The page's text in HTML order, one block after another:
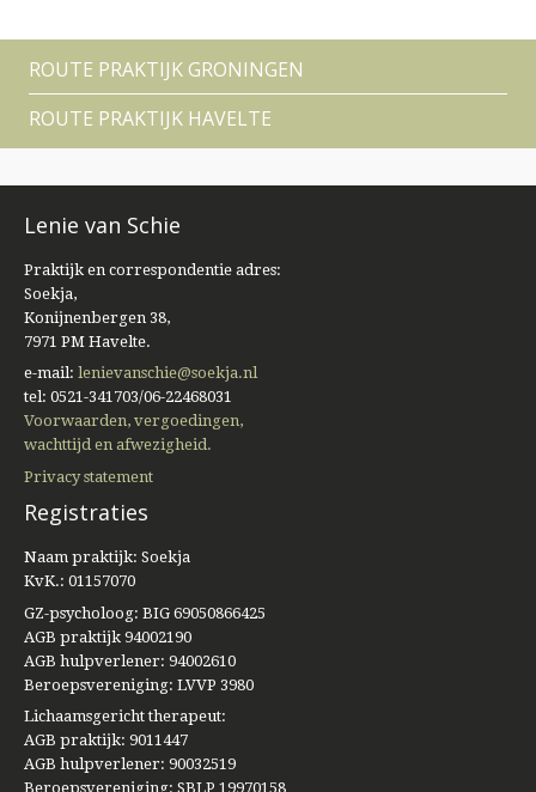
ROUTE PRAKTIJK GRONINGEN
ROUTE PRAKTIJK HAVELTE
Lenie van Schie
Praktijk en correspondentie adres:
Soekja,
Konijnenbergen 38,
7971 PM Havelte.
e-mail: lenievanschie@soekja.nl
tel: 0521-341703/06-22468031
Voorwaarden, vergoedingen,
wachttijd en afwezigheid.
Privacy statement
Registraties
Naam praktijk: Soekja
KvK.: 01157070
GZ-psycholoog: BIG 69050866425
AGB praktijk 94002190
AGB hulpverlener: 94002610
Beroepsvereniging: LVVP 3980
Lichaamsgericht therapeut:
AGB praktijk: 9011447
AGB hulpverlener: 90032519
Beroepsvereniging: SBLP 19970158